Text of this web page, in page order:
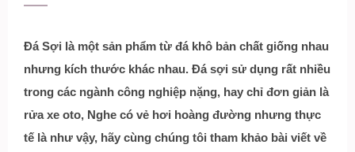
Đá Sợi là một sản phẩm từ đá khô bản chất giống nhau
nhưng kích thước khác nhau. Đá sợi sử dụng rất nhiều
trong các ngành công nghiệp nặng, hay chỉ đơn giản là
rửa xe oto, Nghe có vẻ hơi hoàng đường nhưng thực
tế là như vậy, hãy cùng chúng tôi tham khảo bài viết về